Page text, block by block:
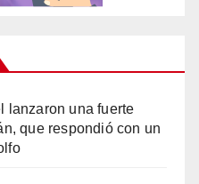
lanzaron una fuerte
que respondió con un